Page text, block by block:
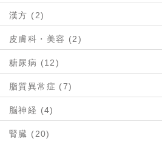
漢方 (2)
皮膚科・美容 (2)
糖尿病 (12)
脂質異常症 (7)
脳神経 (4)
腎臓 (20)